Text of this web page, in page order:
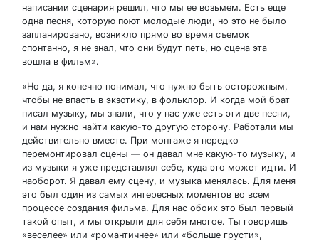
написании сценария решил, что мы ее возьмем. Есть еще
одна песня, которую поют молодые люди, но это не было
запланировано, возникло прямо во время съемок
спонтанно, я не знал, что они будут петь, но сцена эта
вошла в фильм».
«Но да, я конечно понимал, что нужно быть осторожным,
чтобы не впасть в экзотику, в фольклор. И когда мой брат
писал музыку, мы знали, что у нас уже есть эти две песни,
и нам нужно найти какую-то другую сторону. Работали мы
действительно вместе. При монтаже я нередко
перемонтировал сцены — он давал мне какую-то музыку, и
из музыки я уже представлял себе, куда это может идти. И
наоборот. Я давал ему сцену, и музыка менялась. Для меня
это был один из самых интересных моментов во всем
процессе создания фильма. Для нас обоих это был первый
такой опыт, и мы открыли для себя многое. Ты говоришь
«веселее» или «романтичнее» или «больше грусти»,